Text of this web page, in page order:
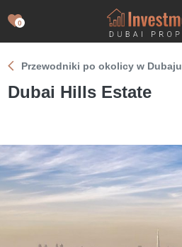
0
Przewodniki po okolicy w Dubaju
Dubai Hills Estate